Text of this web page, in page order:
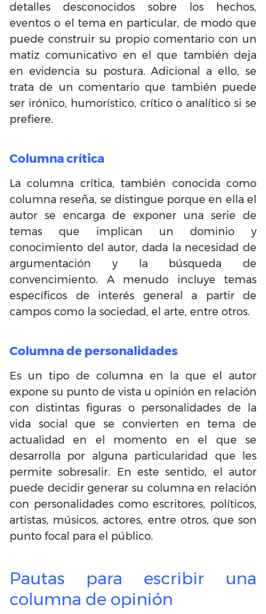
detalles desconocidos sobre los hechos,
eventos o el tema en particular, de modo que
puede construir su propio comentario con un
matiz comunicativo en el que también deja
en evidencia su postura. Adicional a ello, se
trata de un comentario que también puede
ser irónico, humorístico, crítico o analítico si se
prefiere.
Columna crítica
La columna crítica, también conocida como
columna reseña, se distingue porque en ella el
autor se encarga de exponer una serie de
temas que implican un dominio y
conocimiento del autor, dada la necesidad de
argumentación y la búsqueda de
convencimiento. A menudo incluye temas
específicos de interés general a partir de
campos como la sociedad, el arte, entre otros.
Columna de personalidades
Es un tipo de columna en la que el autor
expone su punto de vista u opinión en relación
con distintas figuras o personalidades de la
vida social que se convierten en tema de
actualidad en el momento en el que se
desarrolla por alguna particularidad que les
permite sobresalir. En este sentido, el autor
puede decidir generar su columna en relación
con personalidades como escritores, políticos,
artistas, músicos, actores, entre otros, que son
punto focal para el público.
Pautas para escribir una
columna de opinión